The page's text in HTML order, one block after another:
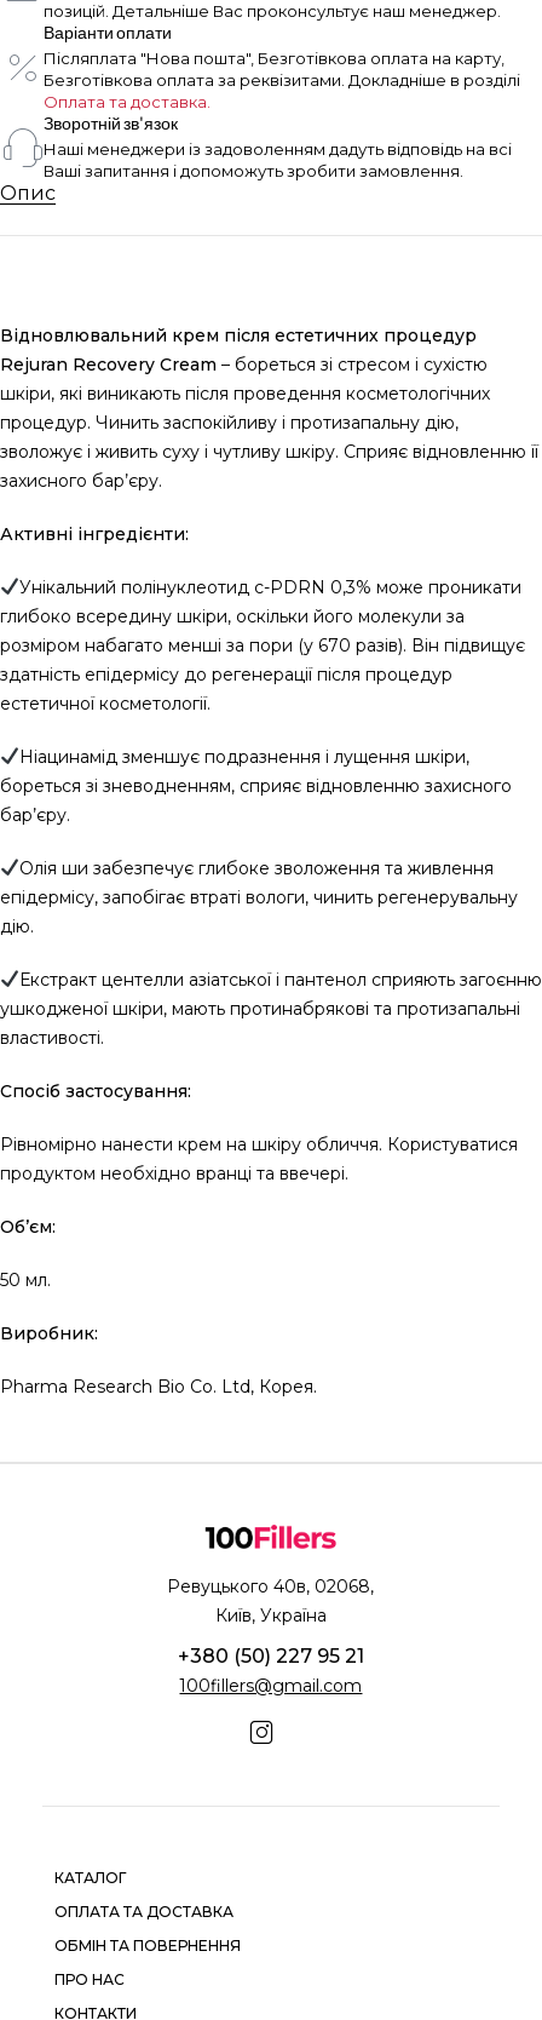
позицій. Детальніше Вас проконсультує наш менеджер.
Варіанти оплати
Післяплата "Нова пошта", Безготівкова оплата на карту,
Безготівкова оплата за реквізитами. Докладніше в розділі
Оплата та доставка.
Зворотній зв'язок
Наші менеджери із задоволенням дадуть відповідь на всі
Ваші запитання і допоможуть зробити замовлення.
Опис
Відновлювальний крем після естетичних процедур
Rejuran Recovery Cream – бореться зі стресом і сухістю
шкіри, які виникають після проведення косметологічних
процедур. Чинить заспокійливу і протизапальну дію,
зволожує і живить суху і чутливу шкіру. Сприяє відновленню її
захисного бар’єру.
Активні інгредієнти:
Унікальний полінуклеотид c-PDRN 0,3% може проникати
глибоко всередину шкіри, оскільки його молекули за
розміром набагато менші за пори (у 670 разів). Він підвищує
здатність епідермісу до регенерації після процедур
естетичної косметології.
Ніацинамід зменшує подразнення і лущення шкіри,
бореться зі зневодненням, сприяє відновленню захисного
бар’єру.
Олія ши забезпечує глибоке зволоження та живлення
епідермісу, запобігає втраті вологи, чинить регенерувальну
дію.
Екстракт центелли азіатської і пантенол сприяють загоєнню
ушкодженої шкіри, мають протинабрякові та протизапальні
властивості.
Спосіб застосування:
Рівномірно нанести крем на шкіру обличчя. Користуватися
продуктом необхідно вранці та ввечері.
Об’єм:
50 мл.
Виробник:
Pharma Research Bio Co. Ltd, Корея.
Ревуцького 40в, 02068,
Київ, Україна
+380 (50) 227 95 21
100fillers@gmail.com
КАТАЛОГ
ОПЛАТА ТА ДОСТАВКА
ОБМІН ТА ПОВЕРНЕННЯ
ПРО НАС
КОНТАКТИ